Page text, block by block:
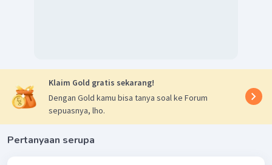
Klaim Gold gratis sekarang!
Dengan Gold kamu bisa tanya soal ke Forum
sepuasnya, lho.
Pertanyaan serupa